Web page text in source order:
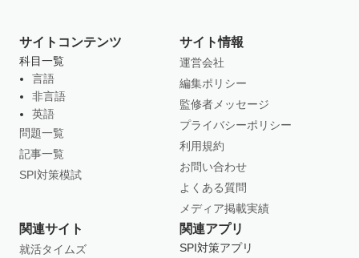
サイトコンテンツ
科目一覧
言語
非言語
英語
問題一覧
記事一覧
SPI対策模試
サイト情報
運営会社
編集ポリシー
監修者メッセージ
プライバシーポリシー
利用規約
お問い合わせ
よくある質問
メディア掲載実績
関連サイト
就活タイムズ
関連アプリ
SPI対策アプリ